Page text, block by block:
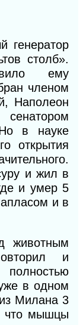
генератор
столб».
ему
членом
Наполеон
сенатором
в науке
открытия
и жил в
и умер 5
и в
животным
и
в одном
Милана 3
что мышцы